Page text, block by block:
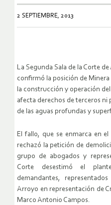
2 SEPTIEMBRE, 2013
La Segunda Sala de la Corte
confirmó la posición de
la construcción y operación
afecta derechos de terceros
de las aguas profundas y
El fallo, que se enmarca en
rechazó la petición de
grupo de abogados y
Corte desestimó el
demandantes,
Arroyo en representación de
Marco Antonio Campos.